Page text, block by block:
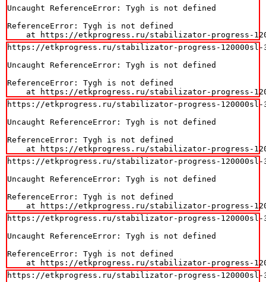
Uncaught ReferenceError: Tygh is not defined
ReferenceError: Tygh is not defined
at https://etkprogress.ru/stabilizator-progress-
https://etkprogress.ru/stabilizator-progress-120000sl-
Uncaught ReferenceError: Tygh is not defined
ReferenceError: Tygh is not defined
at https://etkprogress.ru/stabilizator-progress-
https://etkprogress.ru/stabilizator-progress-120000sl-
Uncaught ReferenceError: Tygh is not defined
ReferenceError: Tygh is not defined
at https://etkprogress.ru/stabilizator-progress-
https://etkprogress.ru/stabilizator-progress-120000sl-
Uncaught ReferenceError: Tygh is not defined
ReferenceError: Tygh is not defined
at https://etkprogress.ru/stabilizator-progress-
https://etkprogress.ru/stabilizator-progress-120000sl-
Uncaught ReferenceError: Tygh is not defined
ReferenceError: Tygh is not defined
at https://etkprogress.ru/stabilizator-progress-
https://etkprogress.ru/stabilizator-progress-120000sl-